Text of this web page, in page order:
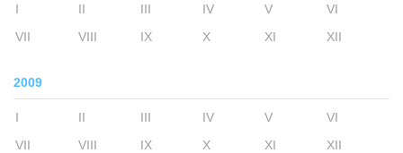
I II III IV V
VI
VII
VIII IX X XI XII
2009
I II III IV V
VI
VII
VIII IX X XI XII